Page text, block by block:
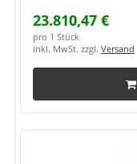
23.810,47 €
pro 1 Stück
inkl. MwSt. zzgl. Versand